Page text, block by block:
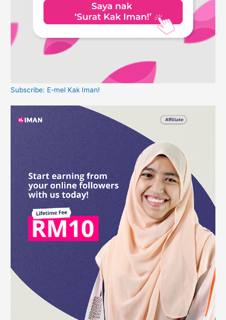
Subscribe: E-mel Kak Iman!